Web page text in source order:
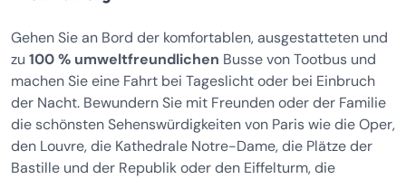
Gehen Sie an Bord der komfortablen, ausgestatteten und
zu 100 % umweltfreundlichen Busse von Tootbus und
machen Sie eine Fahrt bei Tageslicht oder bei Einbruch
der Nacht. Bewundern Sie mit Freunden oder der Familie
die schönsten Sehenswürdigkeiten von Paris wie die Oper,
den Louvre, die Kathedrale Notre-Dame, die Plätze der
Bastille und der Republik oder den Eiffelturm, die